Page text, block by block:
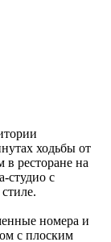
ходьбы от
ресторане на
студио с
номера и
с плоским